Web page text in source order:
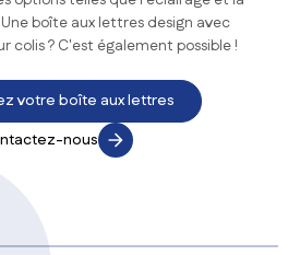
boîte aux lettres design avec
colis ? C'est également possible !
votre boîte aux lettres
nous